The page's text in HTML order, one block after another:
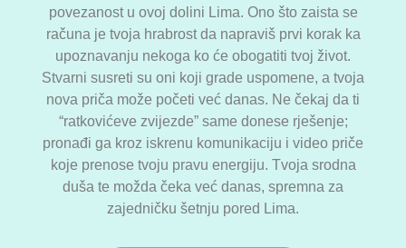
povezanost u ovoj dolini Lima. Ono što zaista se
računa je tvoja hrabrost da napraviš prvi korak ka
upoznavanju nekoga ko će obogatiti tvoj život.
Stvarni susreti su oni koji grade uspomene, a tvoja
nova priča može početi već danas. Ne čekaj da ti
“ratkovićeve zvijezde” same donese rješenje;
pronađi ga kroz iskrenu komunikaciju i video priče
koje prenose tvoju pravu energiju. Tvoja srodna
duša te možda čeka već danas, spremna za
zajedničku šetnju pored Lima.